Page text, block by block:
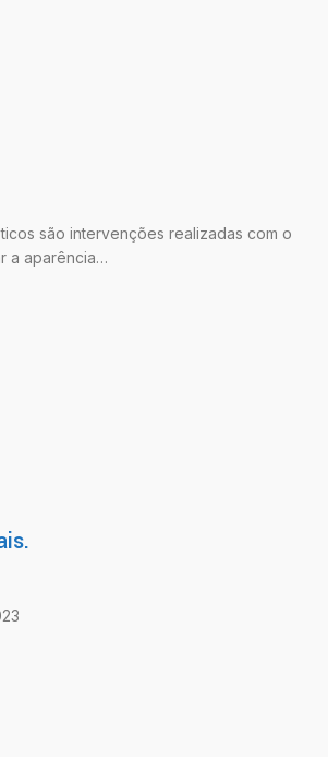
são intervenções realizadas com o
a aparência…